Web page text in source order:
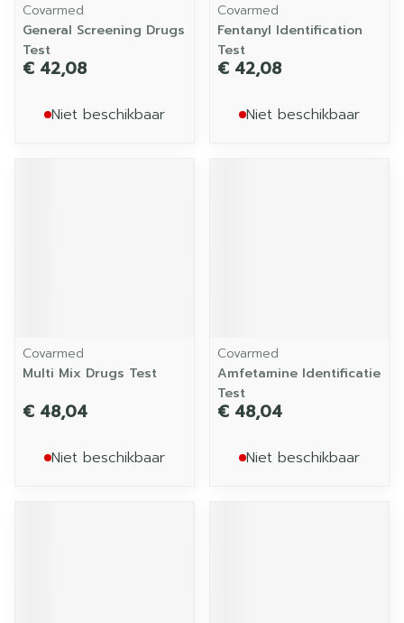
Covarmed
General Screening Drugs
Test
€ 42,08
Niet beschikbaar
Covarmed
Fentanyl Identification
Test
€ 42,08
Niet beschikbaar
Covarmed
Multi Mix Drugs Test
€ 48,04
Niet beschikbaar
Covarmed
Amfetamine Identificatie
Test
€ 48,04
Niet beschikbaar